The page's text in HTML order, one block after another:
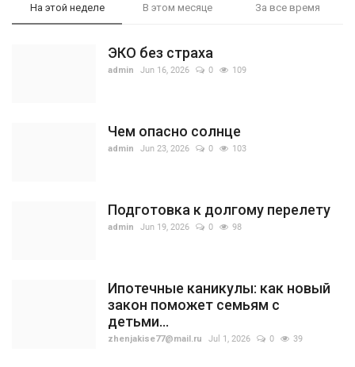
На этой неделе В этом месяце За все время
ЭКО без страха
admin Jun 16, 2026 0 109
Чем опасно солнце
admin Jun 23, 2026 0 103
Подготовка к долгому перелету
admin Jun 19, 2026 0 98
Ипотечные каникулы: как новый
закон поможет семьям с
детьми...
zhenjakise77@mail.ru Jul 1, 2026 0 39